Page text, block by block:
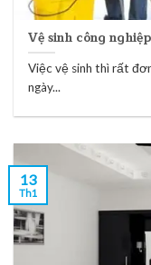
Vệ sinh công
Việc vệ sinh thì rất
ngày...
13
Th1